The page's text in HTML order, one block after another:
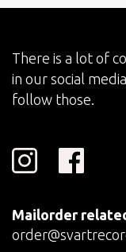
There is a lot of
in our social
follow those.
Mailorder